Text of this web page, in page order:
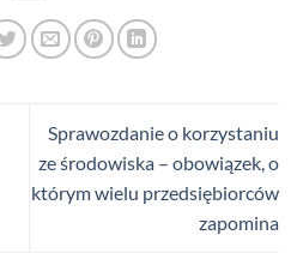
Sprawozdanie o korzystaniu
ze środowiska – obowiązek, o
którym wielu przedsiębiorców
zapomina